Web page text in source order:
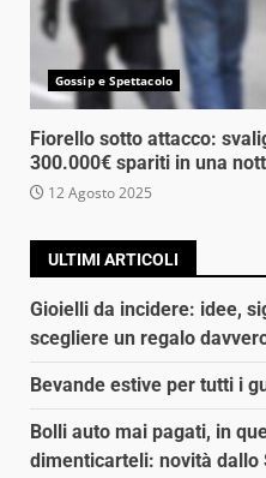
Gossip e Spettacolo
Fiorello sotto attacco:
300.000€ spariti in una
12 Agosto 2025
ULTIMI ARTICOLI
Gioielli da incidere: idee,
scegliere un regalo
Bevande estive per tutti i
Bolli auto mai pagati, in
dimenticarteli: novità dallo